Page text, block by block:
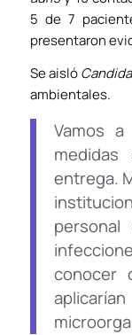
5 de 7
presentaron
Se aisló
ambientales.
Vamos
entrega.
conocer